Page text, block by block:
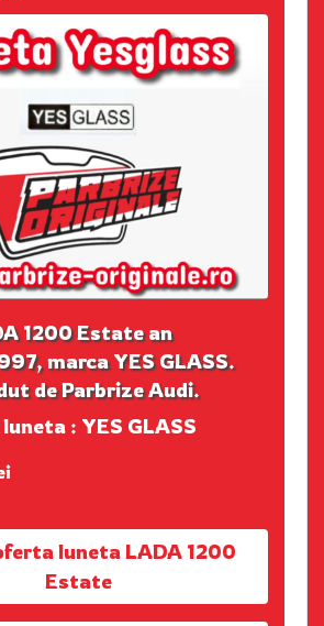
1200 Estate an
marca YES GLASS.
de Parbrize Audi.
: YES GLASS
luneta LADA 1200
Estate